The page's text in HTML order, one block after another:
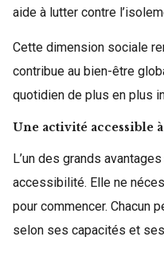
aide à lutter contre
Cette dimension sociale
contribue au bien-être
quotidien de plus en plus
Une activité accessible
L’un des grands
accessibilité. Elle ne
pour commencer. Chacun
selon ses capacités et